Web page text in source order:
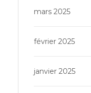
mars 2025
février 2025
janvier 2025